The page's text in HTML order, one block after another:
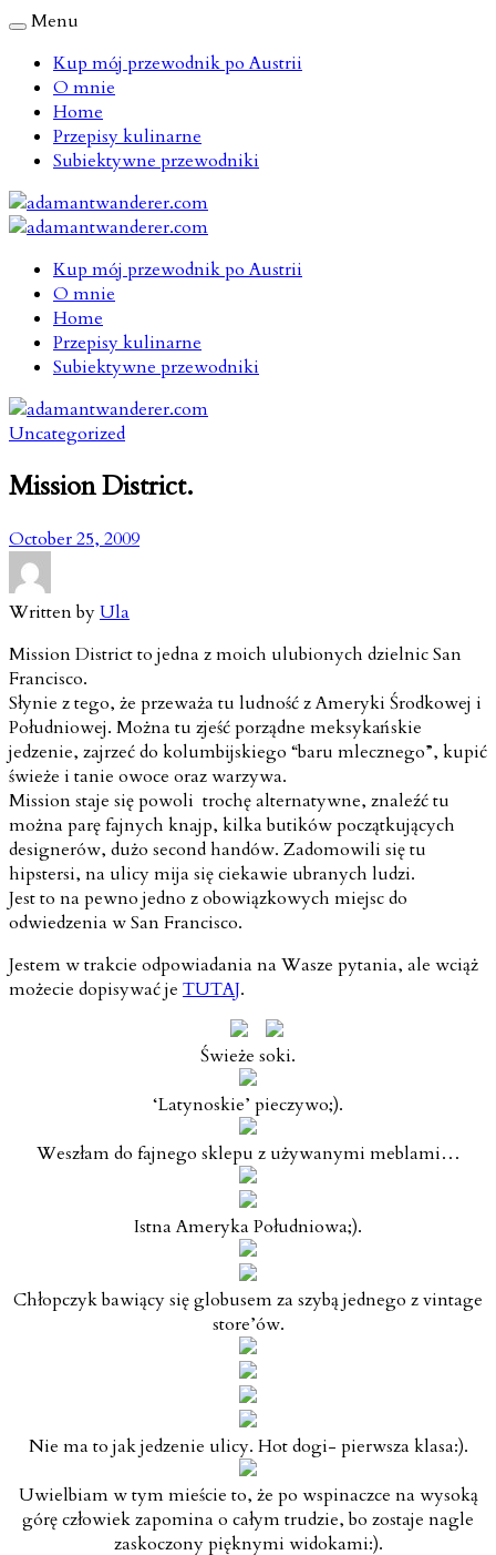
Menu
Kup mój przewodnik po Austrii
O mnie
Home
Przepisy kulinarne
Subiektywne przewodniki
Kup mój przewodnik po Austrii
O mnie
Home
Przepisy kulinarne
Subiektywne przewodniki
Uncategorized
Mission District.
October 25, 2009
Written byUla
Mission District to jedna z moich ulubionych dzielnic San
Francisco.
Słynie z tego, że przeważa tu ludność z Ameryki Środkowej i
Południowej. Można tu zjeść porządne meksykańskie
jedzenie, zajrzeć do kolumbijskiego “baru mlecznego”, kupić
świeże i tanie owoce oraz warzywa.
Mission staje się powoli trochę alternatywne, znaleźć tu
można parę fajnych knajp, kilka butików początkujących
designerów, dużo second handów. Zadomowili się tu
hipstersi, na ulicy mija się ciekawie ubranych ludzi.
Jest to na pewno jedno z obowiązkowych miejsc do
odwiedzenia w San Francisco.
Jestem w trakcie odpowiadania na Wasze pytania, ale wciąż
możecie dopisywać je TUTAJ.
Świeże soki.
‘Latynoskie’ pieczywo;).
Weszłam do fajnego sklepu z używanymi meblami…
Istna Ameryka Południowa;).
Chłopczyk bawiący się globusem za szybą jednego z vintage
store’ów.
Nie ma to jak jedzenie ulicy. Hot dogi- pierwsza klasa:).
Uwielbiam w tym mieście to, że po wspinaczce na wysoką
górę człowiek zapomina o całym trudzie, bo zostaje nagle
zaskoczony pięknymi widokami:).